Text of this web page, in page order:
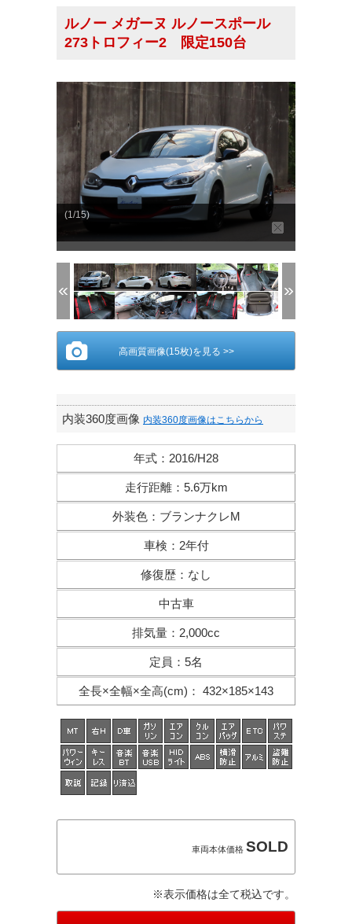
ルノー メガーヌ ルノースポール
273トロフィー2 限定150台
(1/15)
高画質画像(15枚)を見る >>
内装360度画像 内装360度画像はこちらから
年式 ： 2016/H28
走行距離： 5.6万km
外装色： ブランナクレM
車検 ： 2年付
修復歴 ： なし
中古車
排気量 ： 2,000cc
定員 ： 5名
全長×全幅×全高(cm) ： 432×185×143
車両本体価格 SOLD
※表示価格は全て税込です。